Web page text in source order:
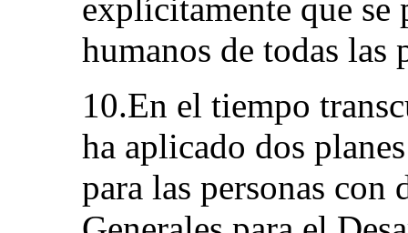
explícitamente que se
humanos de todas las
10.En el tiempo
ha aplicado dos
para las personas con